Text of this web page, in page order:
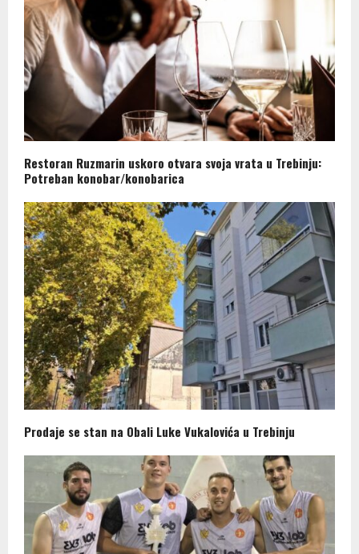
Restoran Ruzmarin uskoro otvara svoja vrata u Trebinju:
Potreban konobar/konobarica
Prodaje se stan na Obali Luke Vukalovića u Trebinju